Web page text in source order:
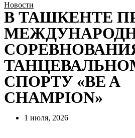
Новости
В ТАШКЕНТЕ
СПОРТУ «BE A
CHAMPION»
1 июля, 2026